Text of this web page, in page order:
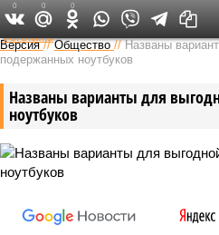
Федеральный
Версия //Общество //Названы
подержанных ноутбуков
Названы варианты для
ноутбуков
0 0 0